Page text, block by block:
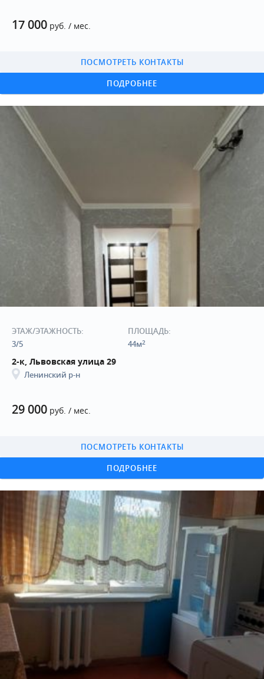
17 000 руб. / мес.
ПОДРОБНЕЕ
ПОСМОТРЕТЬ КОНТАКТЫ
29 000 руб. / мес.
2-к, Львовская улица 29
Ленинский р-н
ПОДРОБНЕЕ
ПОСМОТРЕТЬ КОНТАКТЫ
ЭТАЖ/ЭТАЖНОСТЬ:
3/5
ПЛОЩАДЬ:
44м2